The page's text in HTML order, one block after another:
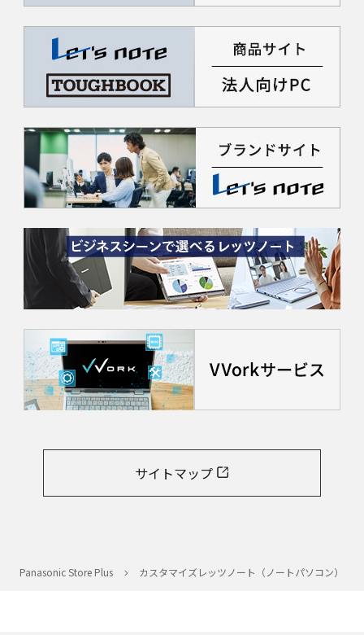
サイトマップ
Panasonic Store Plus カスタマイズレッツノート（ノートパソコン）